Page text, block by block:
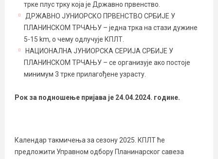
трке плус трку која је Државно првенство.
ДРЖАВНО ЈУНИОРСКО ПРВЕНСТВО СРБИЈЕ У
ПЛАНИНСКОМ ТРЧАЊУ – једна трка на стази дужине
5-15 km, о чему одлучује КПЛТ.
НАЦИОНАЛНА ЈУНИОРСКА СЕРИЈА СРБИЈЕ У
ПЛАНИНСКОМ ТРЧАЊУ – се организује ако постоје
минимум 3 трке прилагођене узрасту.
Рок за подношење пријава је 24.04.2024. године.
Календар такмичења за сезону 2025. КПЛТ ће
предложити Управном одбору Планинарског савеза